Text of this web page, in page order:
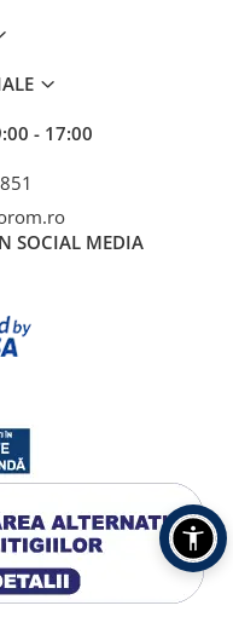
- 17:00
SOCIAL MEDIA